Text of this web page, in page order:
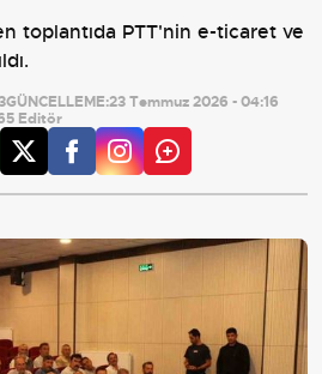
toplantıda PTT'nin e-ticaret ve
GÜNCELLEME:23 Temmuz 2026 - 04:16
Editör